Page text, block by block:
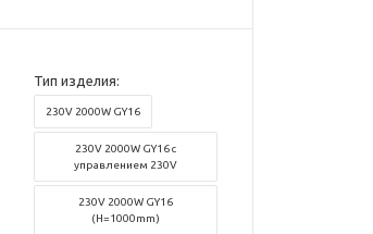
Тип изделия:
230V 2000W GY16
230V 2000W GY16 с
управлением 230V
230V 2000W GY16
(H=1000mm)